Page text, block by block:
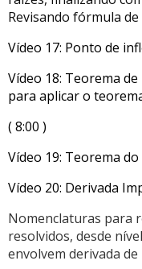
Revisando fórmula
Vídeo 17: Ponto de
Vídeo 18: Teorema
para aplicar o
( 8:00 )
Vídeo 19: Teorema
Vídeo 20: Derivada
Nomenclaturas para
resolvidos, desde
envolvem derivada